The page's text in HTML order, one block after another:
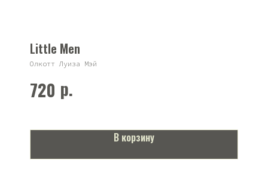
Little Men
Олкотт Луиза Мэй
720 р.
В корзину